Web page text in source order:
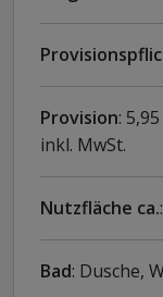
Provision:
inkl. MwSt.
Nutzfläche ca.
Bad: Dusche,